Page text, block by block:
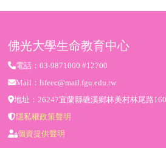
佛光大學生命教育中心
電話：03-9871000 #12700
Mail：lifeec@mail.fgu.edu.tw
地址：26247宜蘭縣礁溪鄉林美村林尾路
隱私權政策聲明
個資提供聲明